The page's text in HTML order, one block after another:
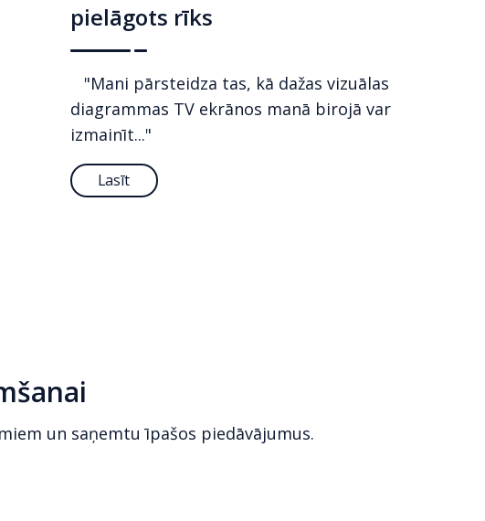
pielāgots rīks
"Mani pārsteidza tas, kā dažas vizuālas
diagrammas TV ekrānos manā birojā var
izmainīt..."
Lasīt
un saņemtu īpašos piedāvājumus.